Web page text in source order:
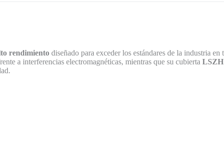
rendimiento diseñado para exceder los estándares de la industria
a interferencias electromagnéticas, mientras que su cubierta LSZH